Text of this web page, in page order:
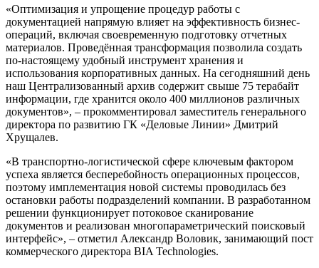
«Оптимизация и упрощение процедур работы с
документацией напрямую влияет на эффективность бизнес-
операций, включая своевременную подготовку отчетных
материалов. Проведённая трансформация позволила создать
по-настоящему удобный инструмент хранения и
использования корпоративных данных. На сегодняшний день
наш Централизованный архив содержит свыше 75 терабайт
информации, где хранится около 400 миллионов различных
документов», – прокомментировал заместитель генерального
директора по развитию ГК «Деловые Линии» Дмитрий
Хрущалев.
«В транспортно-логистической сфере ключевым фактором
успеха является бесперебойность операционных процессов,
поэтому имплементация новой системы проводилась без
остановки работы подразделений компании. В разработанном
решении функционирует потоковое сканирование
документов и реализован многопараметрический поисковый
интерфейс», – отметил Александр Воловик, занимающий пост
коммерческого директора BIA Technologies.